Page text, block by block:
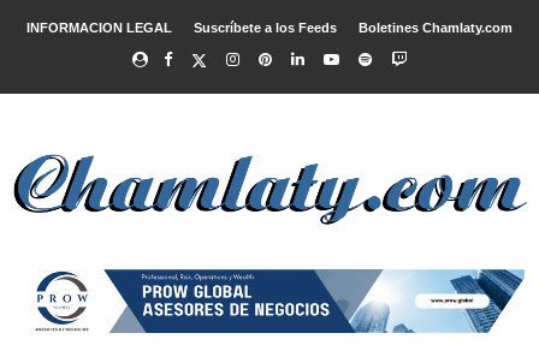
INFORMACION LEGAL Suscríbete a los Feeds Boletines Chamlaty.com